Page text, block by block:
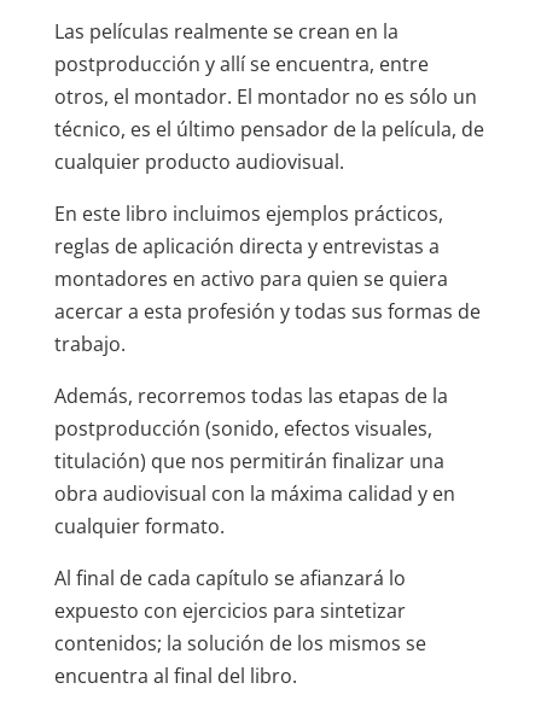
Las películas realmente se crean en la
postproducción y allí se encuentra, entre
otros, el montador. El montador no es sólo un
técnico, es el último pensador de la película, de
cualquier producto audiovisual.
En este libro incluimos ejemplos prácticos,
reglas de aplicación directa y entrevistas a
montadores en activo para quien se quiera
acercar a esta profesión y todas sus formas de
trabajo.
Además, recorremos todas las etapas de la
postproducción (sonido, efectos visuales,
titulación) que nos permitirán finalizar una
obra audiovisual con la máxima calidad y en
cualquier formato.
Al final de cada capítulo se afianzará lo
expuesto con ejercicios para sintetizar
contenidos; la solución de los mismos se
encuentra al final del libro.